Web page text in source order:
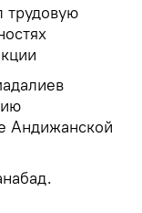
трудовую
Андижанской